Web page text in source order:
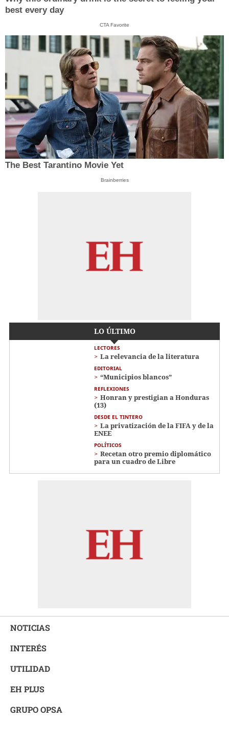
best every day
CTA Favorite
The Best Tarantino Movie Yet
Brainberries
LO ÚLTIMO
LECTORES
La relevancia de la literatura
EDITORIAL
“Municipios blancos”
REFLEXIONES
Honran y prestigian a Honduras
(13)
DESDE EL TINTERO
La privatización de la FIFA y de la
ENEE
POLÍTICOS
Recetan otro premio diplomático
para un cuadro de Libre
NOTICIAS
INTERÉS
UTILIDAD
EH PLUS
GRUPO OPSA